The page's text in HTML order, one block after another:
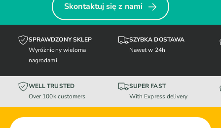
Skontaktuj się z nami
SPRAWDZONY SKLEP
Wyróżniony wieloma
nagrodami
SZYBKA DOSTAWA
Nawet w 24h
WELL TRUSTED
Over 100k customers
SUPER FAST
With Express delivery